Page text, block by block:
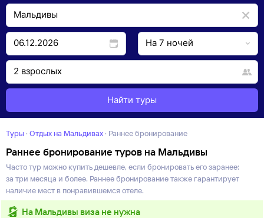
Найти туры
Туры · Отдых на Мальдивах · Раннее бронирование
Раннее бронирование туров на Мальдивы
Часто тур можно купить дешевле, если бронировать его заранее:
за три месяца и более. Раннее бронирование также гарантирует
наличие мест в понравившемся отеле.
на Мальдивы виза не нужна